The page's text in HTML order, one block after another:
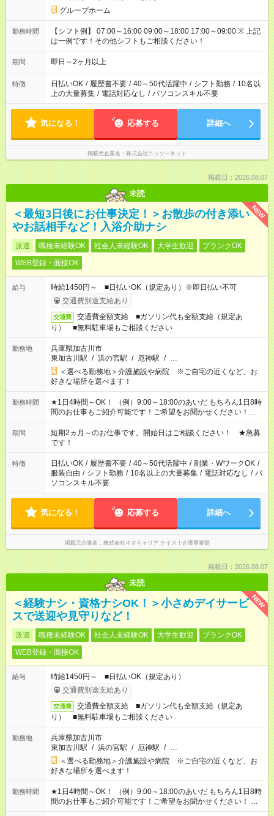
グループホーム
勤務時間
【シフト例】 07:00～16:00 09:00～18:00 17:00～09:00 ※ 上記
は一例です！その他シフトもご相談ください！
期間 即日～2ヶ月以上
特徴 日払いOK / 履歴書不要 / 40～50代活躍中 / シフト勤務 / 10名以
上の大量募集 / 電話対応なし / パソコンスキル不要
気になる！ 応募する 詳細へ
掲載元企業名 株式会社ニッソーネット
掲載日：2026.08.07
未読
NEW
＜最短3日後にお仕事決定！＞お散歩の付き添い
やお話相手など！入浴介助ナシ
派遣 職種未経験OK 社会人未経験OK 大学生歓迎
ブランクOK
WEB登録・面接OK
給与
時給1450円～ ■日払いOK（規定あり）※即日払い不可
交通費別途支給あり
交通費
交通費全額支給 ■ガソリン代も全額支給（規定あ
り） ■無料駐車場もご相談ください
勤務地
兵庫県加古川市
東加古川駅 / 浜の宮駅 / 厄神駅 / …
＜選べる勤務地＞介護施設や病院 ※ご自宅の近くなど、お
好きな場所を選べます！
勤務時間
★1日4時間～OK！ （例）9:00～18:00のあいだ もちろん1日8時
間のお仕事もご紹介可能です！ご希望をお聞かせください！★家
庭の都合でお休みが必要な場合も遠慮なくご相談ください。 ※
週最低15時間以上の勤務が必要です
期間
短期2ヵ月～のお仕事です。開始日はご相談ください！ ★急募
です！
特徴 日払いOK / 履歴書不要 / 40～50代活躍中 / 副業・WワークOK /
服装自由 / シフト勤務 / 10名以上の大量募集 / 電話対応なし / パ
ソコンスキル不要
気になる！ 応募する 詳細へ
掲載元企業名 株式会社ネオキャリア ナイス！介護事業部
掲載日：2026.08.07
未読
NEW
＜経験ナシ・資格ナシOK！＞小さめデイサービ
スで送迎や見守りなど！
派遣 職種未経験OK 社会人未経験OK 大学生歓迎
ブランクOK
WEB登録・面接OK
給与
時給1450円～ ■日払いOK（規定あり）
交通費別途支給あり
交通費
交通費全額支給 ■ガソリン代も全額支給（規定あ
り） ■無料駐車場もご相談ください
勤務地
兵庫県加古川市
東加古川駅 / 浜の宮駅 / 厄神駅 / …
＜選べる勤務地＞介護施設や病院 ※ご自宅の近くなど、お
好きな場所を選べます！
勤務時間
★1日4時間～OK！ （例）9:00～18:00のあいだ もちろん1日8時
間のお仕事もご紹介可能です！ご希望をお聞かせください！ ★
家庭の都合でお休みが必要な場合も遠慮なくご相談ください。